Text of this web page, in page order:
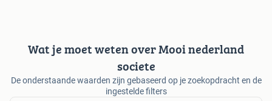
Wat je moet weten over Mooi nederland
societe
De onderstaande waarden zijn gebaseerd op je zoekopdracht en de
ingestelde filters